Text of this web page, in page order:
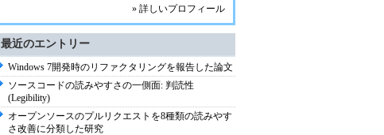
» 詳しいプロフィール
最近のエントリー
Windows 7開発時のリファクタリングを報告した論文
ソースコードの読みやすさの一側面: 判読性
(Legibility)
オープンソースのプルリクエストを8種類の読みやす
さ改善に分類した研究